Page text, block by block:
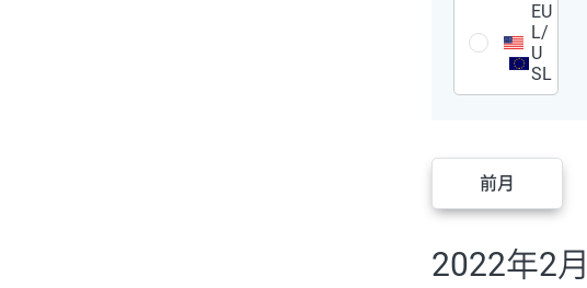
EU
L/
U
SL
前月
2022年2月